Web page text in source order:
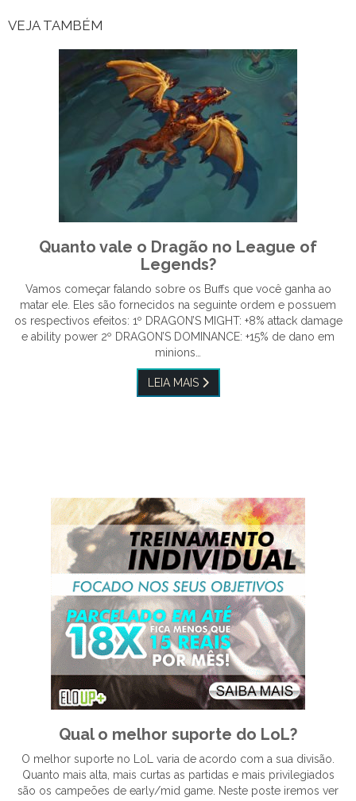
VEJA TAMBÉM
Quanto vale o Dragão no League of
Legends?
Vamos começar falando sobre os Buffs que você ganha ao
matar ele. Eles são fornecidos na seguinte ordem e possuem
os respectivos efeitos: 1º DRAGON’S MIGHT: +8% attack damage
e ability power 2º DRAGON’S DOMINANCE: +15% de dano em
minions…
LEIA MAIS
Qual o melhor suporte do LoL?
O melhor suporte no LoL varia de acordo com a sua divisão.
Quanto mais alta, mais curtas as partidas e mais privilegiados
são os campeões de early/mid game. Neste poste iremos ver